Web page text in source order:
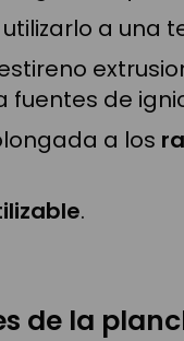
a una
fuentes de
a los
.
de la